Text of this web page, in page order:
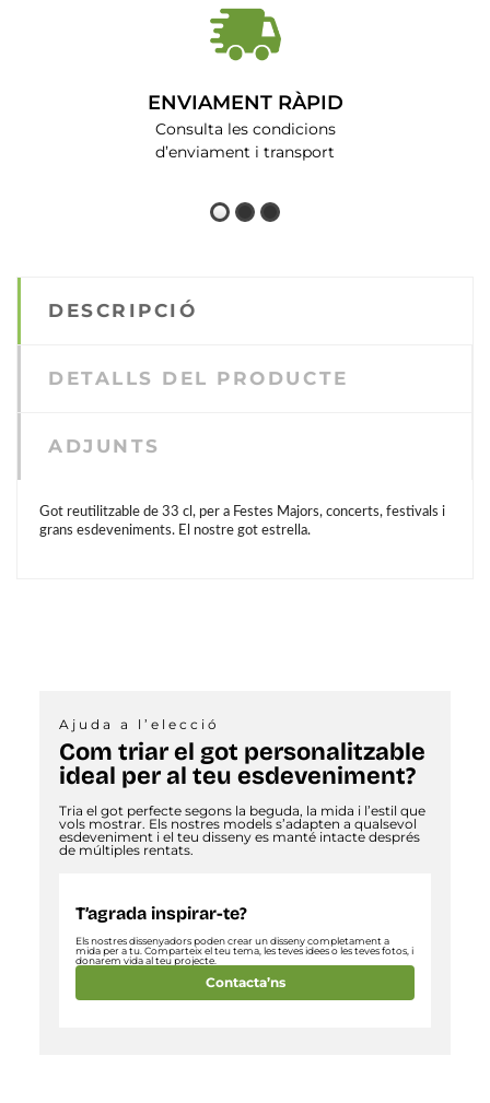
ENVIAMENT RÀPID
Consulta les condicions
d’enviament i transport
DESCRIPCIÓ
DETALLS DEL PRODUCTE
ADJUNTS
Got reutilitzable de 33 cl, per a Festes Majors, concerts, festivals i
grans esdeveniments. El nostre got estrella.
Ajuda a l’elecció
Com triar el got personalitzable
ideal per al teu esdeveniment?
Tria el got perfecte segons la beguda, la mida i l’estil que
vols mostrar. Els nostres models s’adapten a qualsevol
esdeveniment i el teu disseny es manté intacte després
de múltiples rentats.
T’agrada inspirar-te?
Els nostres dissenyadors poden crear un disseny completament a
mida per a tu. Comparteix el teu tema, les teves idees o les teves fotos, i
donarem vida al teu projecte.
Contacta’ns